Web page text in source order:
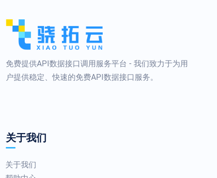
免费提供API数据接口调用服务平台 - 我们致力于为用
户提供稳定、快速的免费API数据接口服务。
关于我们
关于我们